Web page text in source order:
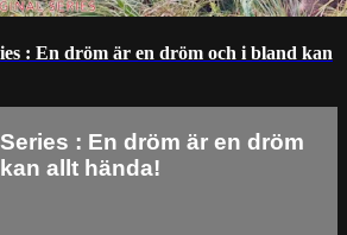
: En dröm är en dröm och i bland kan
: En dröm är en dröm
allt hända!